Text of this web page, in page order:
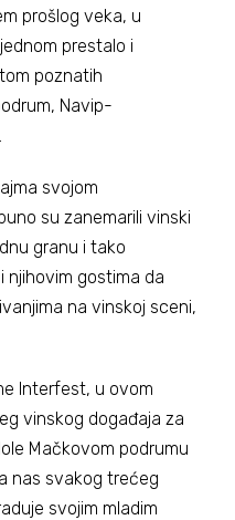
prošlog veka, u
prestalo i
poznatih
Navip-
svojom
su zanemarili vinski
granu i tako
njihovim gostima da
na vinskoj sceni,
Interfest, u ovom
vinskog događaja za
Mačkovom podrumu
nas svakog trećeg
svojim mladim